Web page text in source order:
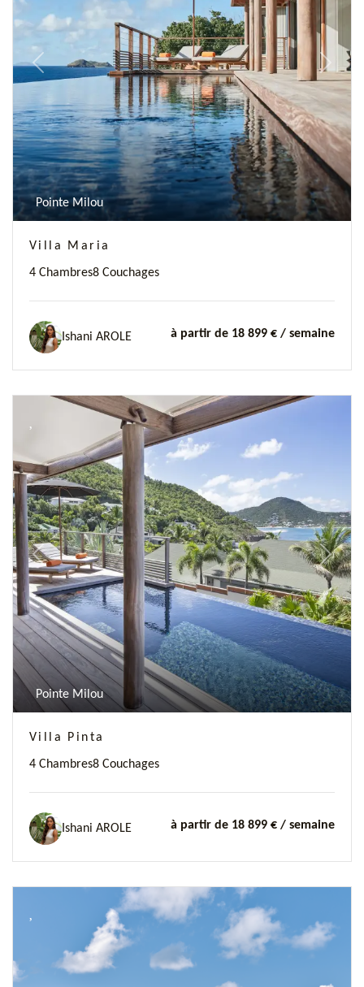
Previous Next
Pointe Milou
Villa Maria
4 Chambres8 Couchages
Ishani AROLE à partir de 18 899 € / semaine
Previous Next
Pointe Milou
Villa Pinta
4 Chambres8 Couchages
Ishani AROLE à partir de 18 899 € / semaine